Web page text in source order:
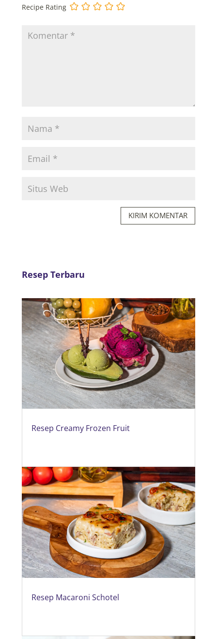
Recipe Rating
KIRIM KOMENTAR
Resep Terbaru
Resep Creamy Frozen Fruit
Resep Macaroni Schotel